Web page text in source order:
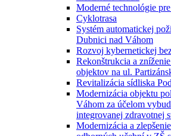
Moderné technológie
Cyklotrasa
Systém automatickej
Dubnici nad Váhom
Rozvoj kybernetickej
Rekonštrukcia a
objektov na ul.
Revitalizácia sídliska
Modernizácia objektu
Váhom za účelom
integrovanej zdravotnej
Modernizácia a